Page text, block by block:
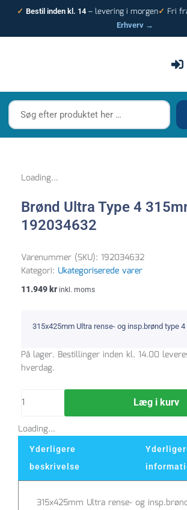
✓ Bestil inden kl. 14 – levering i morgen✓ Fri
Erhverv →
Søg
efter
produktet
Loading...
Brønd Ultra Type 4
192034632
Varenummer (SKU): 192034632
Kategori: Ukategoriserede varer
11.949 kr inkl. moms
315x425mm Ultra rense- og insp.brønd type 4
På lager. Bestillinger inden kl. 14.00
hverdag.
Brønd
Ultra
315mm
192034632
antal
Læg i kurv
Loading...
Yderligere
beskrivelse
315x425mm Ultra rense- og